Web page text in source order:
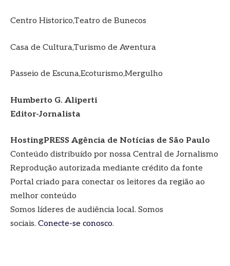
Centro Historico,Teatro de Bunecos
Casa de Cultura,Turismo de Aventura
Passeio de Escuna,Ecoturismo,Mergulho
Humberto G. Aliperti
Editor-Jornalista
HostingPRESS Agência de Notícias de São Paulo
Conteúdo distribuído por nossa Central de Jornalismo
Reprodução autorizada mediante crédito da fonte
Portal criado para conectar os leitores da região ao
melhor conteúdo
Somos líderes de audiência local. Somos
sociais. Conecte-se conosco.